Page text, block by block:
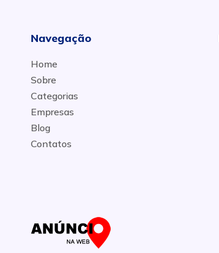
Navegação
Home
Sobre
Categorias
Empresas
Blog
Contatos